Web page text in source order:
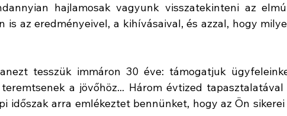
hajlamosak vagyunk visszatekinteni az
is az eredményeivel, a kihívásaival, és azzal, hogy
tesszük immáron 30 éve: támogatjuk
a jövőhöz... Három évtized tapasztalatával
időszak arra emlékeztet bennünket, hogy az Ön sikerei